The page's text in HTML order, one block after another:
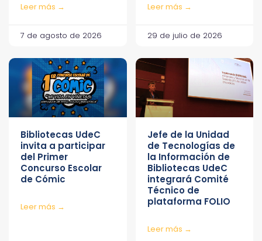
Leer más →
7 de agosto de 2026
Leer más →
29 de julio de 2026
Bibliotecas UdeC
invita a participar
del Primer
Concurso Escolar
de Cómic
Leer más →
Jefe de la Unidad
de Tecnologías de
la Información de
Bibliotecas UdeC
integrará Comité
Técnico de
plataforma FOLIO
Leer más →